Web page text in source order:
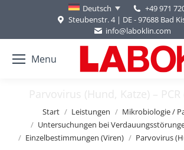
Deutsch
+49 971
Steubenstr. 4 | DE - 97688 Bad
info@laboklin.com
Menu
Parvovirus (Hund, Katze) –
Sie befinden sich hier:
Start Leistungen
Mikrobiologie /
Untersuchungen bei
Einzelbestimmungen (Viren)
Parvovirus